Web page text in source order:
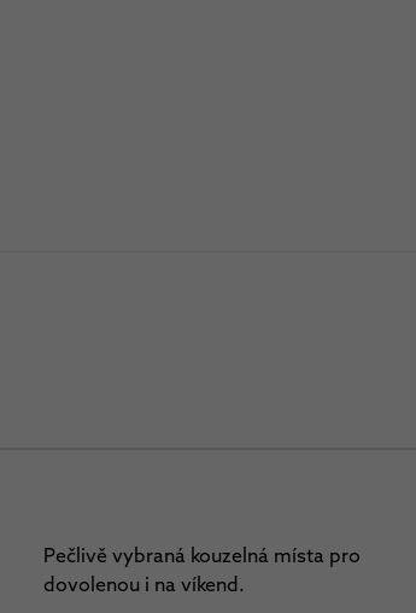
Pečlivě vybraná kouzelná místa pro
dovolenou i na víkend.